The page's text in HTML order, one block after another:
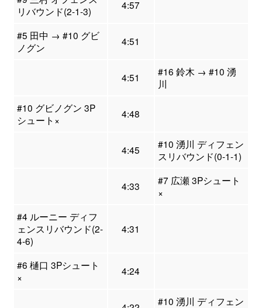
リバウンド(2-1-3)
4:57
#5 田中 → #10 グビ
ノグン
4:51
4:51
#16 鈴木 → #10 湧
川
#10 グビノグン 3P
シュート×
4:48
4:45
#10 湧川 ディフェン
スリバウンド(0-1-1)
4:33
#7 広瀬 3Pシュート
×
#4 ルーニー ディフ
ェンスリバウンド(2-
4-6)
4:31
#6 樋口 3Pシュート
×
4:24
#10 湧川 ディフェン